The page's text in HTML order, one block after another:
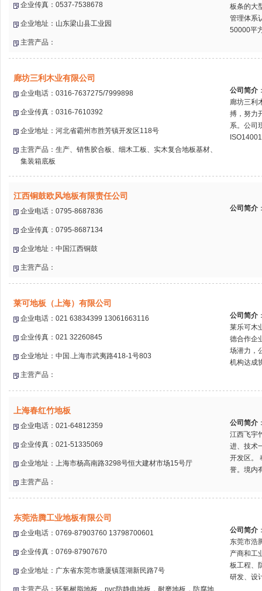
企业传真：0537-7538678
企业地址：山东梁山县工业园
主营产品：
板条的大
管理体系
50000平
廊坊三利木业有限公司
企业电话：0316-7637275/7999898
企业传真：0316-7610392
企业地址：河北省霸州市胜芳镇开发区118号
主营产品：生产、销售胶合板、细木工板、实木复合地板基材、
集装箱底板
公司简介
廊坊三利
搏，努力
系。公司
江西铜鼓欧风地板有限责任公司
企业电话：0795-8687836
企业传真：0795-8687134
企业地址：中国江西铜鼓
主营产品：
公司简介
莱可地板（上海）有限公司
企业电话：021 63834399 13061663116
企业传真：021 32260845
企业地址：中国.上海市武夷路418-1号803
主营产品：
公司简介
莱乐可木
德合作企
场潜力，
机构达成
上海春红竹地板
企业电话：021-64812359
企业传真：021-51335069
企业地址：上海市杨高南路3298号恒大建材市场15号厅
主营产品：
公司简介
江西飞宇
进、技术
开发区。
誉。境内
东莞浩腾工业地板有限公司
企业电话：0769-87903760 13798700601
企业传真：0769-87907670
企业地址：广东省东莞市塘厦镇莲湖新民路7号
主营产品：环氧树脂地板，pvc防静电地板，耐磨地板，防腐地
公司简介
东莞市浩
产商和工
板工程、
研发、设